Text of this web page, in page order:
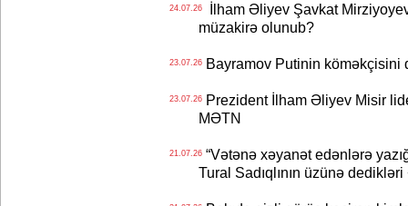
24.07.26İlham Əliyev Şavkat
müzakirə olunub?
23.07.26Bayramov Putinin köməkçisini
23.07.26Prezident İlham Əliyev Misir
MƏTN
21.07.26“Vətənə xəyanət edənlərə
Tural Sadıqlının üzünə